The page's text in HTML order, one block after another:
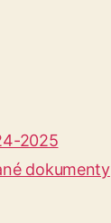
2025
dokumenty